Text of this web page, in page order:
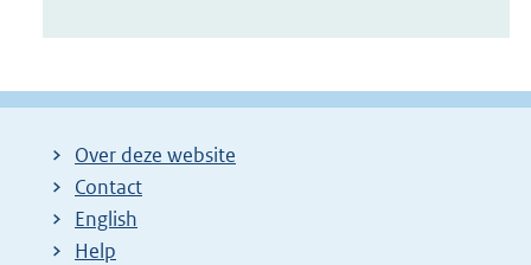
Over deze website
Contact
English
Help